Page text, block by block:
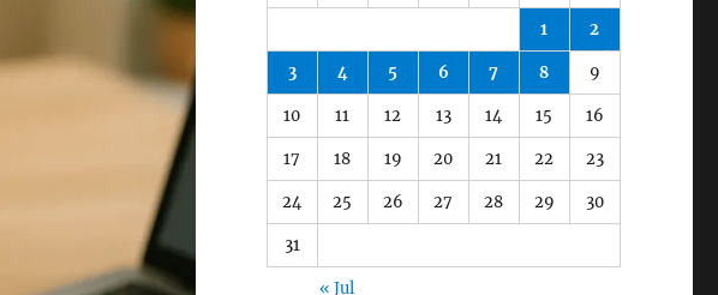
1 2
3 4 5 6 7 8 9
10 11 12 13 14 15 16
17 18 19 20 21 22 23
24 25 26 27 28 29 30
31
« Jul